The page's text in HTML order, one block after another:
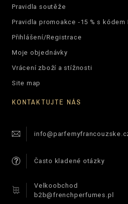
Pravidla soutěže
Pravidla promoakce -15 % s kódem
Přihlášení/Registrace
Moje objednávky
Vrácení zboží a stížnosti
Site map
KONTAKTUJTE NÁS
Často kladené otázky
Velkoobchod
b2b@frenchperfumes.pl